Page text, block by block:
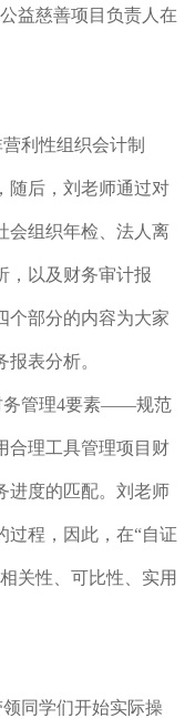
益慈善项目负责人在
利性组织会计制
随后，刘老师通过对
会组织年检、法人离
，以及财务审计报
个部分的内容为大家
表分析。
务管理4要素——规范
合理工具管理项目财
进度的匹配。刘老师
过程，因此，在“自证
关性、可比性、实用
同学们开始实际操